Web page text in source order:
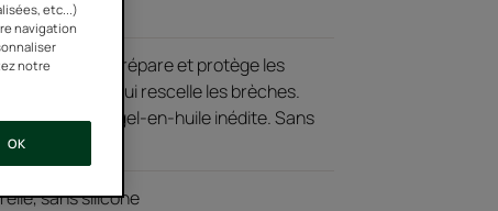
SOS qui répare et protège les
fourchues, et qui rescelle les brèches.
à la galénique gel-en-huile inédite. Sans
sans silicone
etc...)
navigation
notre
OK